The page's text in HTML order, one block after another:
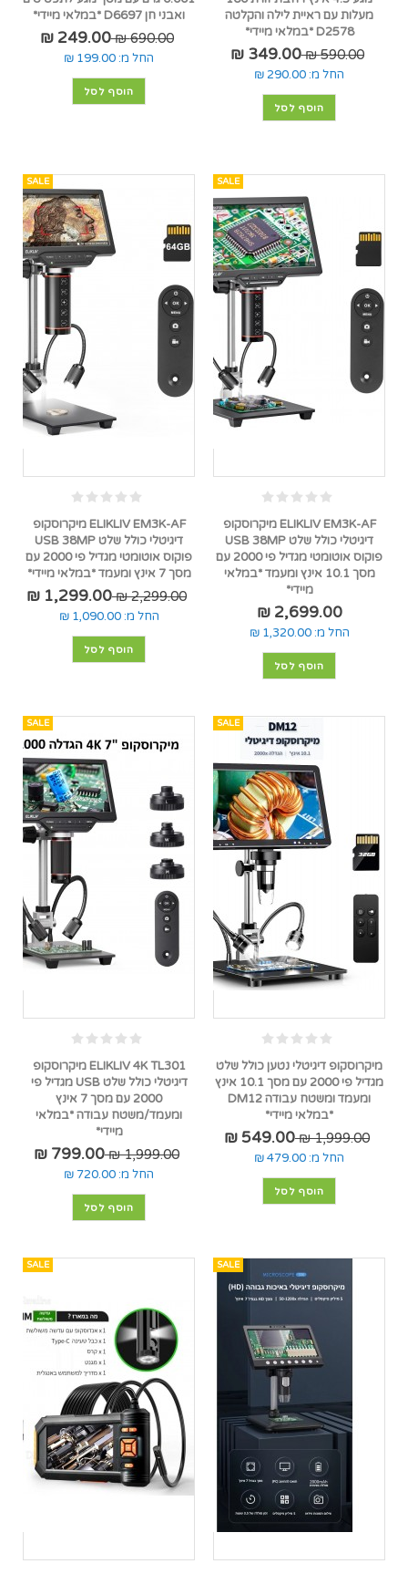
מעלות עם ראיית לילה והקלטה
D2578 *במלאי מיידי*
590.00 ₪
349.00 ₪
החל מ: 290.00 ₪
הוסף לסל
ואבני חן D6697 *במלאי מיידי*
690.00 ₪
249.00 ₪
החל מ: 199.00 ₪
הוסף לסל
SALE
ELIKLIV EM3K-AF מיקרוסקופ
דיגיטלי כולל שלט USB 38MP
פוקוס אוטומטי מגדיל פי 2000 עם
מסך 10.1 אינץ ומעמד *במלאי
מיידי*
2,699.00 ₪
החל מ: 1,320.00 ₪
הוסף לסל
SALE
ELIKLIV EM3K-AF מיקרוסקופ
דיגיטלי כולל שלט USB 38MP
פוקוס אוטומטי מגדיל פי 2000 עם
מסך 7 אינץ ומעמד *במלאי מיידי*
2,299.00 ₪
1,299.00 ₪
החל מ: 1,090.00 ₪
הוסף לסל
SALE
מיקרוסקופ דיגיטלי נטען כולל שלט
מגדיל פי 2000 עם מסך 10.1 אינץ
ומעמד ומשטח עבודה DM12
*במלאי מיידי*
1,999.00 ₪
549.00 ₪
החל מ: 479.00 ₪
הוסף לסל
SALE
ELIKLIV 4K TL301 מיקרוסקופ
דיגיטלי כולל שלט USB מגדיל פי
2000 עם מסך 7 אינץ
ומעמד/משטח עבודה *במלאי
מיידי*
1,999.00 ₪
799.00 ₪
החל מ: 720.00 ₪
הוסף לסל
SALE
SALE